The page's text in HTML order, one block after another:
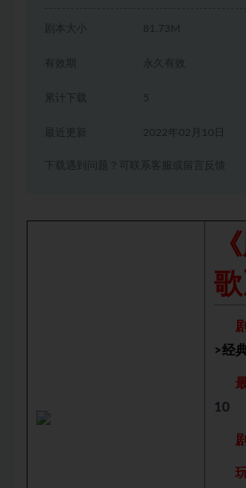
剧本大小 81.73M
有效期 永久有效
累计下载 5
2022年02月10日
下载遇到问题？可联系客服或留言反馈
歌
剧
>经
10
剧
玩